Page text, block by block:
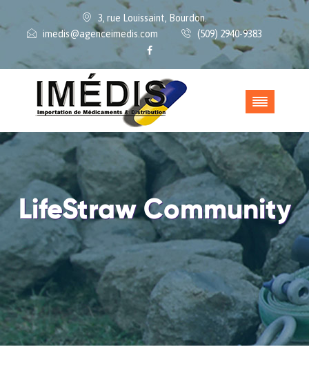
3, rue Louissaint, Bourdon.
imedis@agenceimedis.com
(509) 2940-9383
LifeStraw Community